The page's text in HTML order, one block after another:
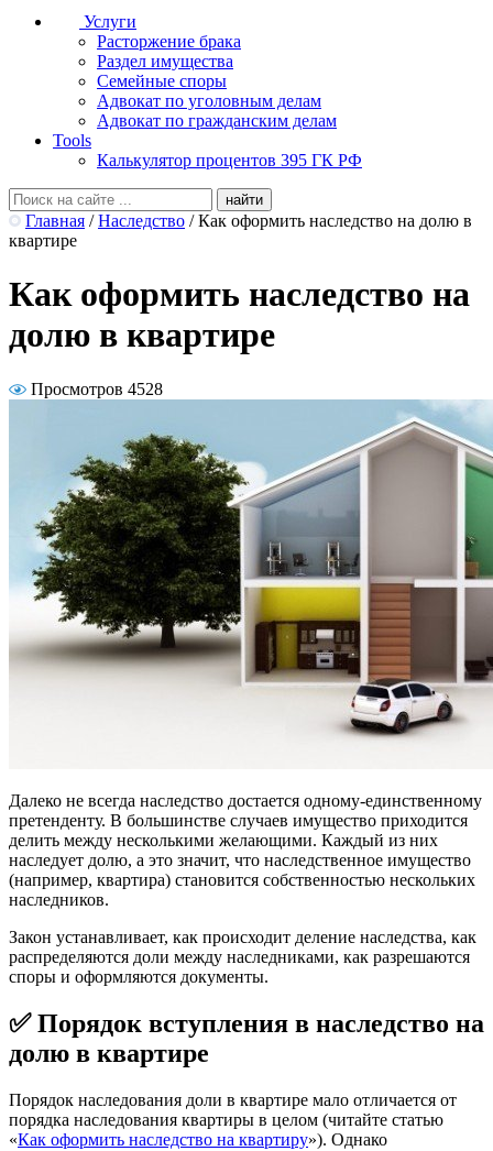
Услуги
Расторжение брака
Раздел имущества
Семейные споры
Адвокат по уголовным делам
Адвокат по гражданским делам
Tools
Калькулятор процентов 395 ГК РФ
Главная / Наследство / Как оформить наследство на долю в
квартире
Как оформить наследство на
долю в квартире
Просмотров 4528
Далеко не всегда наследство достается одному-единственному
претенденту. В большинстве случаев имущество приходится
делить между несколькими желающими. Каждый из них
наследует долю, а это значит, что наследственное имущество
(например, квартира) становится собственностью нескольких
наследников.
Закон устанавливает, как происходит деление наследства, как
распределяются доли между наследниками, как разрешаются
споры и оформляются документы.
✅ Порядок вступления в наследство на
долю в квартире
Порядок наследования доли в квартире мало отличается от
порядка наследования квартиры в целом (читайте статью
«Как оформить наследство на квартиру»). Однако